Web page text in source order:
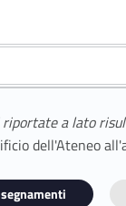
a lato
dell'Ateneo